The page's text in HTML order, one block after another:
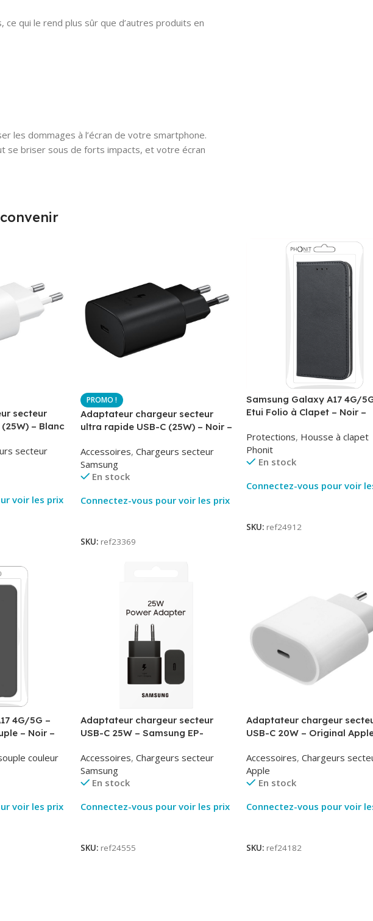
qui le rend plus sûr que d’autres produits en
les dommages à l’écran de votre smartphone.
se briser sous de forts impacts, et votre écran
secteur
– Blanc
secteur
voir les prix
Adaptateur chargeur secteur
ultra rapide USB-C (25W) – Noir –
Accessoires, Chargeurs secteur
Samsung
En stock
Connectez-vous pour voir les prix
SKU: ref23369
Samsung Galaxy A17 4G/
Etui Folio à Clapet – Noir –
Protections, Housse à clapet
Phonit
En stock
Connectez-vous pour voir
SKU: ref24912
4G/5G –
– Noir –
couleur
voir les prix
Adaptateur chargeur secteur
USB-C 25W – Samsung EP-
Original
Accessoires, Chargeurs secteur
Samsung
En stock
Connectez-vous pour voir les prix
SKU: ref24555
Adaptateur chargeur
USB-C 20W – Original
Accessoires, Chargeurs
Apple
En stock
Connectez-vous pour voir
SKU: ref24182